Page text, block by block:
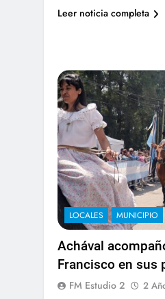
Leer noticia completa
LOCALES MUNICIPIO
Achával
Francisco en sus
FM Estudio 2 2